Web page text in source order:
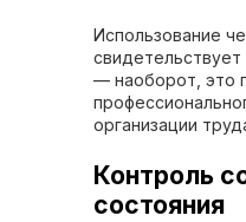
Использование
— наоборот, это
организации
Контроль
состояния